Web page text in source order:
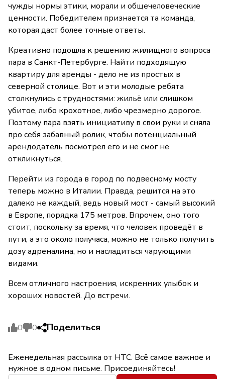
чужды нормы этики, морали и общечеловеческие
ценности. Победителем признается та команда,
которая даст более точные ответы.
Креативно подошла к решению жилищного вопроса
пара в Санкт-Петербурге. Найти подходящую
квартиру для аренды - дело не из простых в
северной столице. Вот и эти молодые ребята
столкнулись с трудностями: жильё или слишком
убитое, либо крохотное, либо чрезмерно дорогое.
Поэтому пара взять инициативу в свои руки и сняла
про себя забавный ролик, чтобы потенциальный
арендодатель посмотрел его и не смог не
откликнуться.
Перейти из города в город по подвесному мосту
теперь можно в Италии. Правда, решится на это
далеко не каждый, ведь новый мост - самый высокий
в Европе, порядка 175 метров. Впрочем, оно того
стоит, поскольку за время, что человек проведёт в
пути, а это около получаса, можно не только получить
дозу адреналина, но и насладиться чарующими
видами.
Всем отличного настроения, искренних улыбок и
хороших новостей. До встречи.
0 0 Поделиться
Еженедельная рассылка от НТС. Всё самое важное и
нужное в одном письме. Присоединяйтесь!